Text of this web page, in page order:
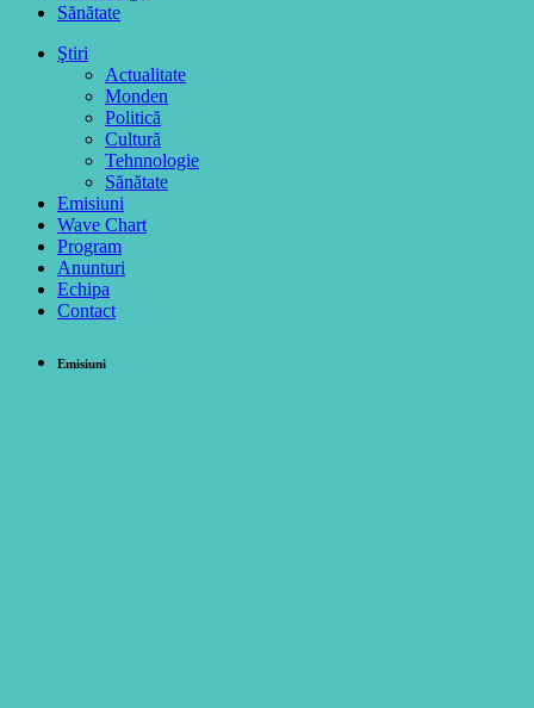
Sănătate
Ştiri
Actualitate
Monden
Politică
Cultură
Tehnnologie
Sănătate
Emisiuni
Wave Chart
Program
Anunturi
Echipa
Contact
Emisiuni